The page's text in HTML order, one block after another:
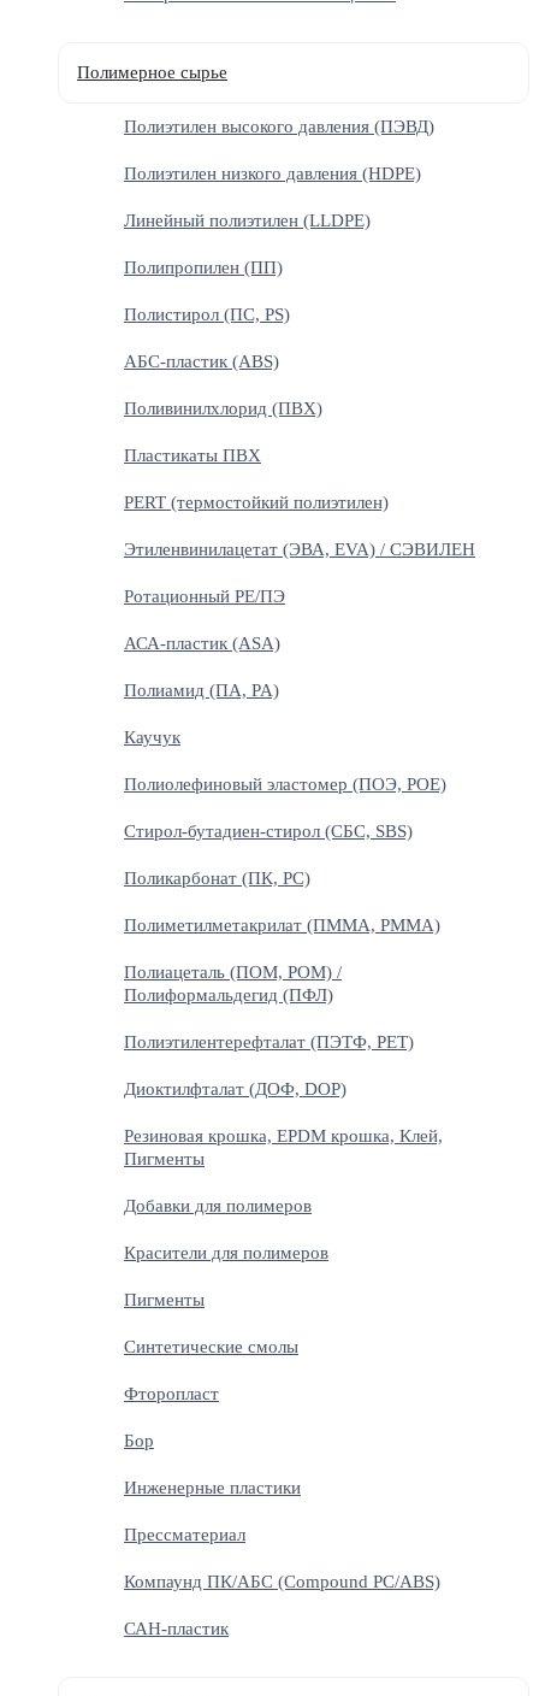
Полимерное сырье
Полиэтилен высокого давления (ПЭВД)
Полиэтилен низкого давления (HDPE)
Линейный полиэтилен (LLDPE)
Полипропилен (ПП)
Полистирол (ПС, PS)
АБС-пластик (ABS)
Поливинилхлорид (ПВХ)
Пластикаты ПВХ
PERT (термостойкий полиэтилен)
Этиленвинилацетат (ЭВА, EVA) / СЭВИЛЕН
Ротационный PE/ПЭ
АСА-пластик (ASA)
Полиамид (ПА, PA)
Каучук
Полиолефиновый эластомер (ПОЭ, POE)
Стирол-бутадиен-стирол (СБС, SBS)
Поликарбонат (ПК, PC)
Полиметилметакрилат (ПММА, PMMA)
Полиацеталь (ПОМ, POM) /
Полиформальдегид (ПФЛ)
Полиэтилентерефталат (ПЭТФ, PET)
Диоктилфталат (ДОФ, DOP)
Резиновая крошка, EPDM крошка, Клей,
Пигменты
Добавки для полимеров
Красители для полимеров
Пигменты
Синтетические смолы
Фторопласт
Бор
Инженерные пластики
Прессматериал
Компаунд ПК/АБС (Compound PC/ABS)
САН-пластик